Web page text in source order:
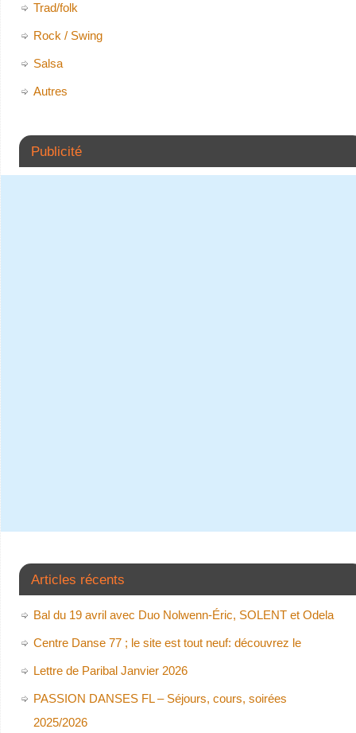
Trad/folk
Rock / Swing
Salsa
Autres
Publicité
Articles récents
Bal du 19 avril avec Duo Nolwenn-Éric, SOLENT et Odela
Centre Danse 77 ; le site est tout neuf: découvrez le
Lettre de Paribal Janvier 2026
PASSION DANSES FL – Séjours, cours, soirées
2025/2026